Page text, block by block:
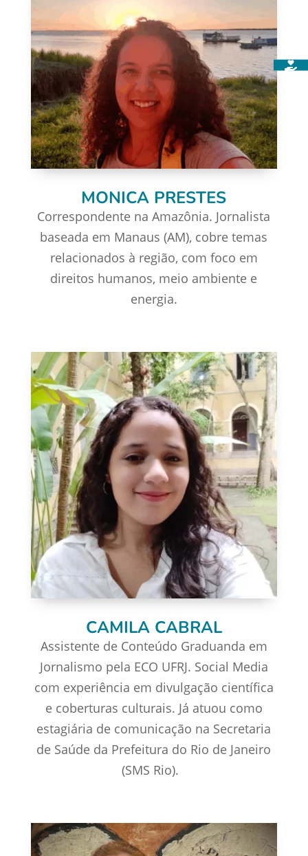
MONICA PRESTES
Correspondente na Amazônia. Jornalista
baseada em Manaus (AM), cobre temas
relacionados à região, com foco em
direitos humanos, meio ambiente e
energia.
CAMILA CABRAL
Assistente de Conteúdo Graduanda em
Jornalismo pela ECO UFRJ. Social Media
com experiência em divulgação científica
e coberturas culturais. Já atuou como
estagiária de comunicação na Secretaria
de Saúde da Prefeitura do Rio de Janeiro
(SMS Rio).